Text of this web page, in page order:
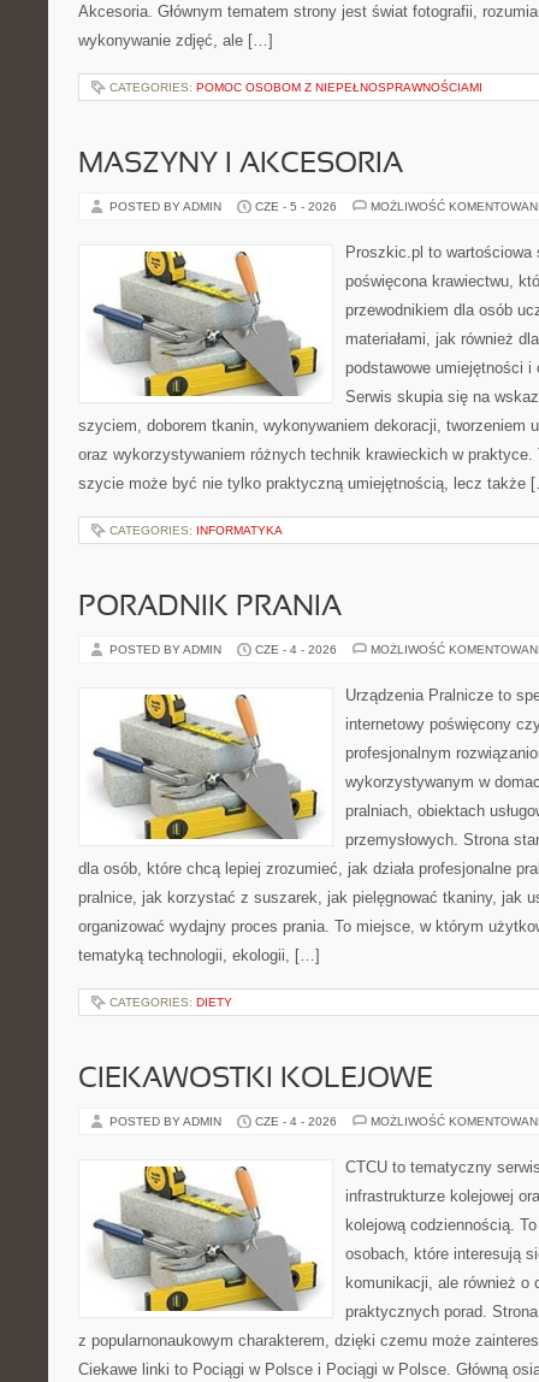
Akcesoria. Głównym tematem strony jest świat fotografii,
wykonywanie zdjęć, ale […]
CATEGORIES: POMOC OSOBOM Z NIEPEŁNOSPRAWNOŚCIAMI
MASZYNY I AKCESORIA
POSTED BY ADMIN CZE - 5 - 2026 MOŻLIWOŚĆ
Proszkic.pl to wartościowa
poświęcona krawiectwu,
przewodnikiem dla osób
materiałami, jak również
podstawowe umiejętności
Serwis skupia się na
szyciem, doborem tkanin, wykonywaniem dekoracji, tworzeniem
oraz wykorzystywaniem różnych technik krawieckich w
szycie może być nie tylko praktyczną umiejętnością, lecz także
CATEGORIES: INFORMATYKA
PORADNIK PRANIA
POSTED BY ADMIN CZE - 4 - 2026 MOŻLIWOŚĆ
Urządzenia Pralnicze to
internetowy poświęcony
profesjonalnym
wykorzystywanym w
pralniach, obiektach
przemysłowych. Strona
dla osób, które chcą lepiej zrozumieć, jak działa profesjonalne
pralnice, jak korzystać z suszarek, jak pielęgnować tkaniny, jak
organizować wydajny proces prania. To miejsce, w którym
tematyką technologii, ekologii, […]
CATEGORIES: DIETY
CIEKAWOSTKI KOLEJOWE
POSTED BY ADMIN CZE - 4 - 2026 MOŻLIWOŚĆ
CTCU to tematyczny
infrastrukturze kolejowej
kolejową codziennością.
osobach, które interesują
komunikacji, ale również
praktycznych porad.
z popularnonaukowym charakterem, dzięki czemu może
Ciekawe linki to Pociągi w Polsce i Pociągi w Polsce. Główną